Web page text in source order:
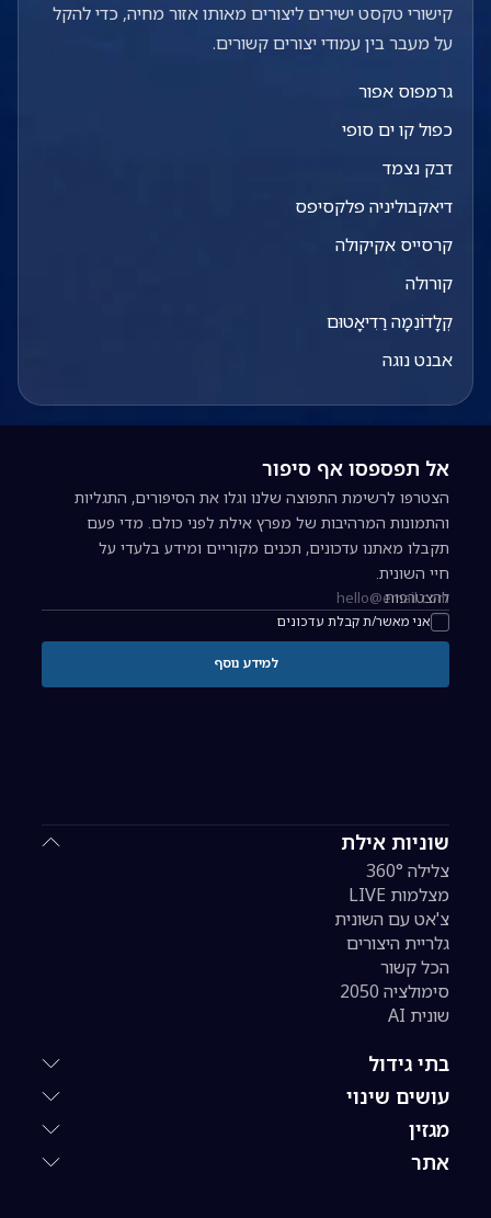
קישורי טקסט ישירים ליצורים מאותו אזור מחיה, כדי להקל
על מעבר בין עמודי יצורים קשורים.
גרמפוס אפור
כפול קו ים סופי
דבק נצמד
דיאקבוליניה פלקסיפס
קרסייס אקיקולה
קורולה
קְלָדוֹנֵמָה רַדִיאָטוּם
אבנט נוגה
שוניות אילת
צלילה 360°
מצלמות LIVE
צ'אט עם השונית
גלריית היצורים
הכל קשור
סימולציה 2050
שונית AI
בתי גידול
עושים שינוי
מגזין
אתר
אל תפספסו אף סיפור
הצטרפו לרשימת התפוצה שלנו וגלו את הסיפורים, התגליות
והתמונות המרהיבות של מפרץ אילת לפני כולם. מדי פעם
תקבלו מאתנו עדכונים, תכנים מקוריים ומידע בלעדי על
חיי השונית.
כתובת אימייל להרשמה לניוזלטר
אני מאשר/ת קבלת עדכונים
להצטרפות
למידע נוסף